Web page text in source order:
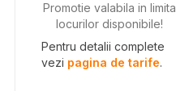
Promotie valabila in limita
locurilor disponibile!
Pentru detalii complete
vezi pagina de tarife.